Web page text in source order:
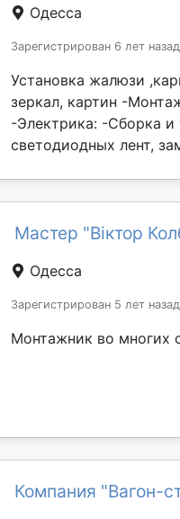
Одесса
Зарегистрирован 6 лет назад
Установка жалюзи
зеркал, картин -
-Электрика: -Сборка и
светодиодных лент,
Мастер "Віктор
Одесса
Зарегистрирован 5 лет назад
Монтажник во многих
Компания "Вагон-